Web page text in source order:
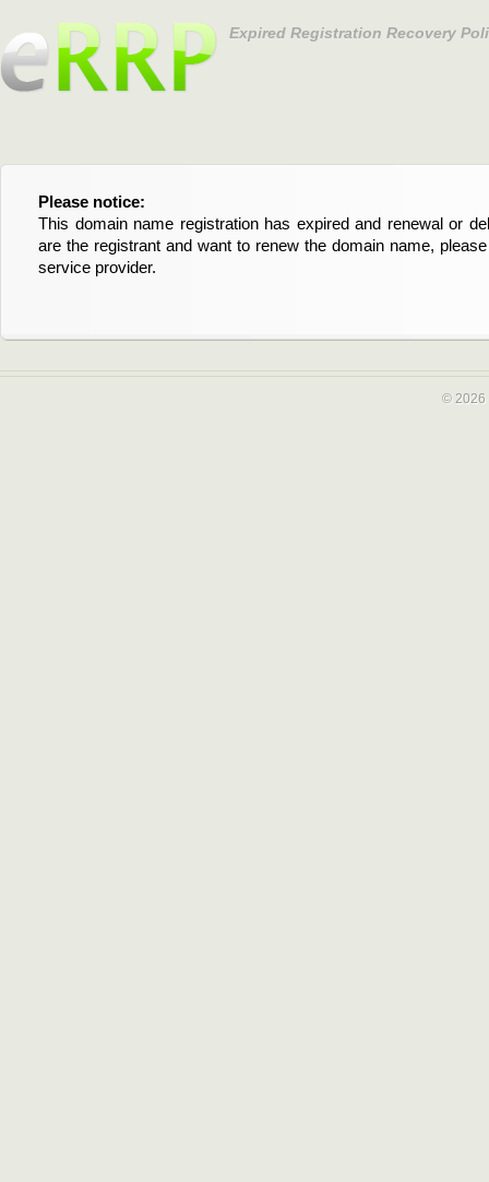
Expired Registration Recovery
Please notice:
This domain name registration has expired and renewal or
are the registrant and want to renew the domain name,
service provider.
Bitte beachten Sie:
Diese Domainregistrierung ist abgelaufen und die
Domain stehen an. Wenn Sie der Registrant sind und
verlängern möchten, kontaktieren Sie bitte Ihren Service-
© 2026